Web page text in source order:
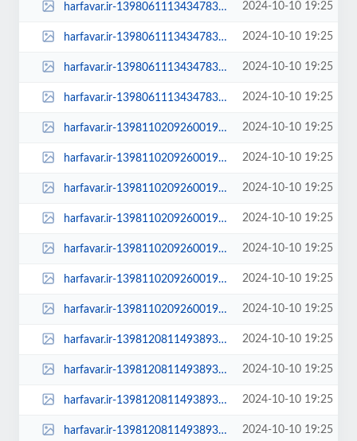
harfavar.ir-1398061113434783718275644-450x300.jpg 2024-10-10 19:25
harfavar.ir-1398061113434783718275644-600x400.jpg 2024-10-10 19:25
harfavar.ir-1398061113434783718275644-768x535.jpg 2024-10-10 19:25
harfavar.ir-1398061113434783718275644.jpg 2024-10-10 19:25
harfavar.ir-1398110209260019419467264-100x70.jpg 2024-10-10 19:25
harfavar.ir-1398110209260019419467264-250x150.jpg 2024-10-10 19:25
harfavar.ir-1398110209260019419467264-300x209.jpg 2024-10-10 19:25
harfavar.ir-1398110209260019419467264-450x300.jpg 2024-10-10 19:25
harfavar.ir-1398110209260019419467264-600x400.jpg 2024-10-10 19:25
harfavar.ir-1398110209260019419467264-768x535.jpg 2024-10-10 19:25
harfavar.ir-1398110209260019419467264.jpg 2024-10-10 19:25
harfavar.ir-1398120811493893319796934-100x70.jpg 2024-10-10 19:25
harfavar.ir-1398120811493893319796934-250x150.jpg 2024-10-10 19:25
harfavar.ir-1398120811493893319796934-300x209.jpg 2024-10-10 19:25
harfavar.ir-1398120811493893319796934-450x300.jpg 2024-10-10 19:25